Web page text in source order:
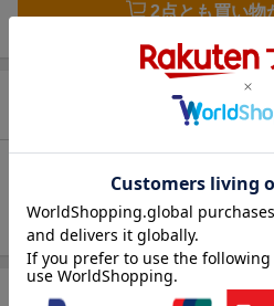
2点とも買い物
お気に入り新着通知